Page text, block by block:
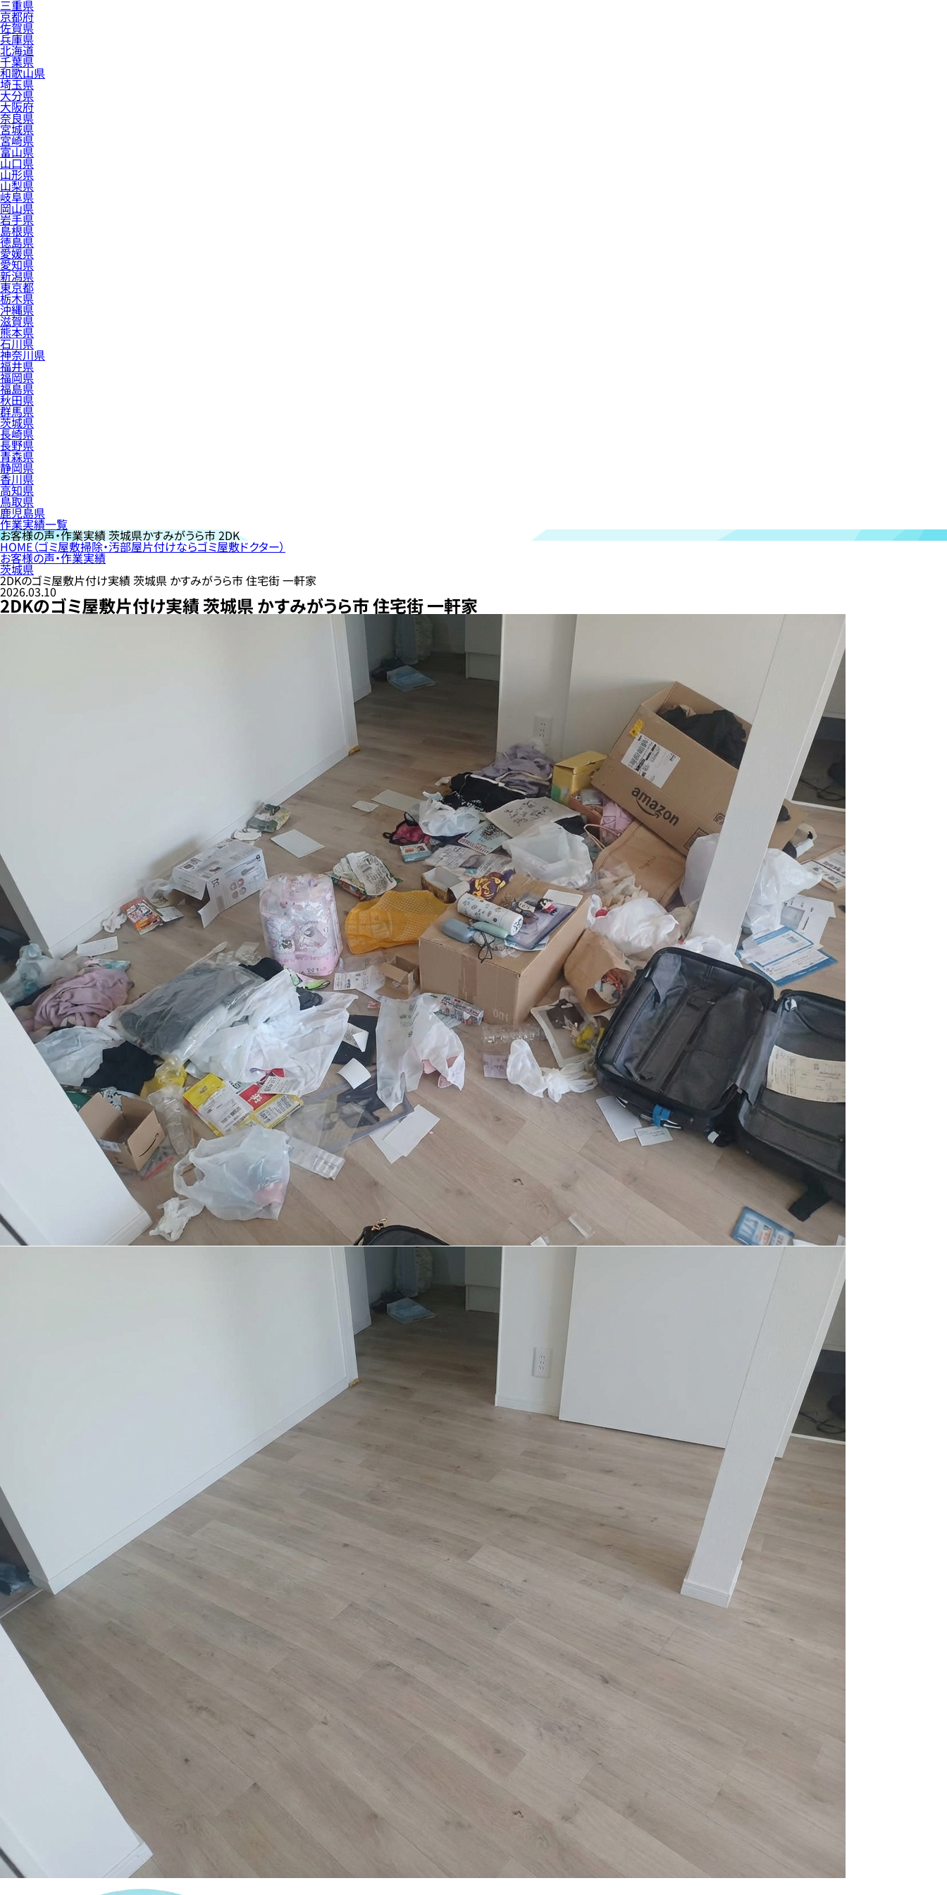
三重県
京都府
佐賀県
兵庫県
北海道
千葉県
和歌山県
埼玉県
大分県
大阪府
奈良県
宮城県
宮崎県
富山県
山口県
山形県
山梨県
岐阜県
岡山県
岩手県
島根県
徳島県
愛媛県
愛知県
新潟県
東京都
栃木県
沖縄県
滋賀県
熊本県
石川県
神奈川県
福井県
福岡県
福島県
秋田県
群馬県
茨城県
長崎県
長野県
青森県
静岡県
香川県
高知県
鳥取県
鹿児島県
作業実績一覧
お客様の声・作業実績茨城県かすみがうら市 2DK
HOME（ゴミ屋敷掃除・汚部屋片付けならゴミ屋敷ドクター）
お客様の声・作業実績
茨城県
2DKのゴミ屋敷片付け実績 茨城県 かすみがうら市 住宅街 一軒家
2026.03.10
2DKのゴミ屋敷片付け実績 茨城県 かすみがうら市 住宅街 一軒家